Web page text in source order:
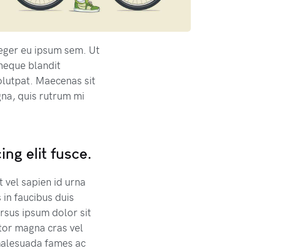
eu ipsum sem. Ut
blandit
Maecenas sit
quis rutrum mi
elit fusce.
sapien id urna
faucibus duis
ipsum dolor sit
magna cras vel
fames ac